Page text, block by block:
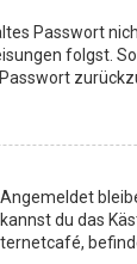
Passwort
folgst.
du das